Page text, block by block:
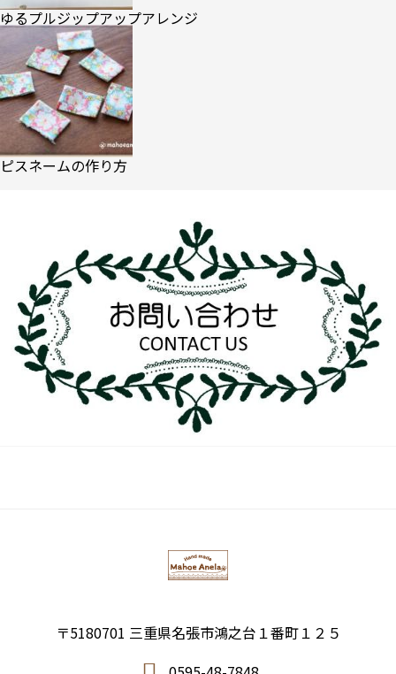
ゆるプルジップアップアレンジ
ピスネームの作り方
〒5180701 三重県名張市鴻之台１番町１２５